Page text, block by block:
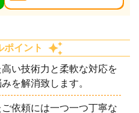
ポイント
い技術力と柔軟な対応を
を解消致します。
依頼には一つ一つ丁寧な